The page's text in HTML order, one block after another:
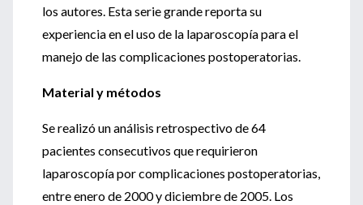
los autores. Esta serie grande reporta su
experiencia en el uso de la laparoscopía para el
manejo de las complicaciones postoperatorias.
Material y métodos
Se realizó un análisis retrospectivo de 64
pacientes consecutivos que requirieron
laparoscopía por complicaciones postoperatorias,
entre enero de 2000 y diciembre de 2005. Los